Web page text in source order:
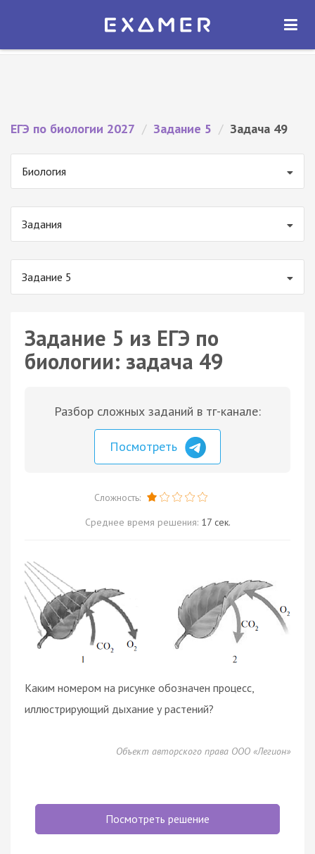
Экзамер — ЕГЭ 2027
ОТКРЫТЬ
ЕГЭ по биологии 2027 / Задание 5 / Задача 49
Биология
Задания
Задание 5
Задание 5 из ЕГЭ по
биологии: задача 49
Разбор сложных заданий в тг-канале:
Посмотреть
Сложность:
Среднее время решения: 17 сек.
Каким номером на рисунке обозначен процесс,
иллюстрирующий дыхание у растений?
Объект авторского права ООО «Легион»
Посмотреть решение